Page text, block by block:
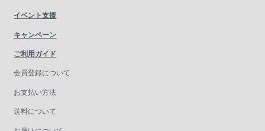
イベント支援
キャンペーン
ご利用ガイド
会員登録について
お支払い方法
送料について